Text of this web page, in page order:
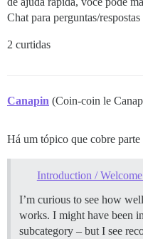
Chat para perguntas/respostas
2 curtidas
Canapin (Coin-coin le
Há um tópico que cobre parte
Introduction /
I’m curious to see how
works. I might have been
subcategory – but I see